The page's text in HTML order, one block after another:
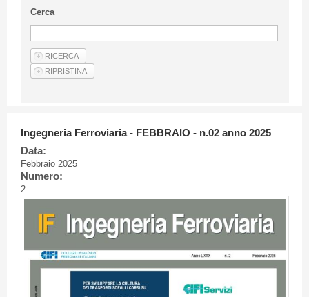
Privacy Policy
Articoli
Cerca
Ingegneria Ferroviaria - FEBBRAIO - n.02 anno 2025
Data:
Febbraio 2025
Numero:
2